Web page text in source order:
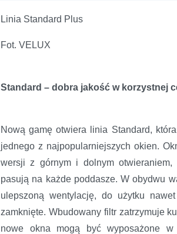
Linia Standard Plus
Fot. VELUX
Standard – dobra jakość w korzystnej
Nową gamę otwiera linia Standard,
jednego z najpopularniejszych okien.
wersji z górnym i dolnym otwieraniem,
pasują na każde poddasze. W obydwu
ulepszoną wentylację, do użytku
zamknięte. Wbudowany filtr zatrzymuje
nowe okna mogą być wyposażone w